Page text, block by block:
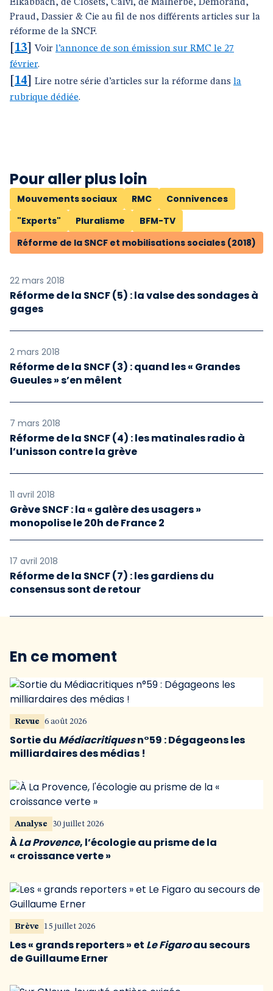
Elkabbach, de Closets, Calvi, de Malherbe, Demorand,
Praud, Dassier & Cie au fil de nos différents articles sur la
réforme de la SNCF.
13 ]Voir l’annonce de son émission sur RMC le 27
février.
14 Lire notre série d’articles sur la réforme dans la
rubrique dédiée.
Pour aller plus loin
Mouvements sociaux RMC
Connivences
"Experts"
Pluralisme
BFM-TV
Réforme de la SNCF et mobilisations sociales (2018)
22 mars 2018
Réforme de la SNCF (5) : la valse des sondages à
gages
2 mars 2018
Réforme de la SNCF (3) : quand les « Grandes
Gueules » s’en mêlent
7 mars 2018
Réforme de la SNCF (4) : les matinales radio à
l’unisson contre la grève
11 avril 2018
Grève SNCF : la « galère des usagers »
monopolise le 20h de France 2
17 avril 2018
Réforme de la SNCF (7) : les gardiens du
consensus sont de retour
En ce moment
Revue 6 août 2026
Sortie du Médiacritiquesn°59 : Dégageons les
milliardaires des médias !
Analyse 30 juillet 2026
ÀLa Provence, l’écologie au prisme de la
« croissance verte »
Brève 15 juillet 2026
Les « grands reporters » et Le Figaroau secours
de Guillaume Erner